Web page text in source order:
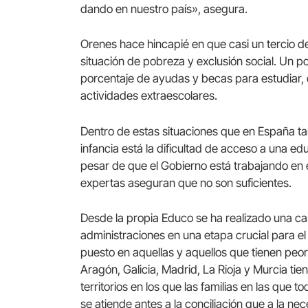
dando en nuestro país», asegura.
Orenes hace hincapié en que casi un tercio
situación de pobreza y exclusión social. Un
porcentaje de ayudas y becas para
actividades extraescolares.
Dentro de estas situaciones que en España
infancia está la dificultad de acceso a una
pesar de que el Gobierno está trabajando
expertas aseguran que no son suficientes.
Desde la propia Educo se ha realizado una
administraciones en una etapa crucial para
puesto en aquellas y aquellos que tienen
Aragón, Galicia, Madrid, La Rioja y Murcia
territorios en los que las familias en las que
se atiende antes a la conciliación que a la